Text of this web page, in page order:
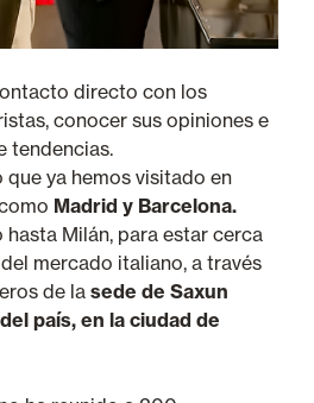
directo con los
conocer sus opiniones e
tendencias.
que ya hemos visitado en
Madrid y Barcelona.
hasta Milán, para estar cerca
mercado italiano, a través
de lasede de Saxun
país, en la ciudad de